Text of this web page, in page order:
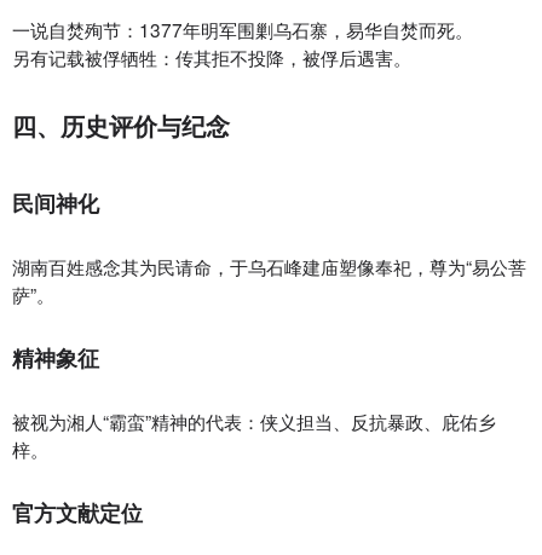
一说自焚殉节‌：1377年明军围剿乌石寨，易华自焚而死。
另有记载被俘牺牲‌：传其拒不投降，被俘后遇害。
四、历史评价与纪念
民间神化‌
湖南百姓感念其为民请命，于乌石峰建庙塑像奉祀，尊为“易公菩
萨”。
精神象征‌
被视为湘人“霸蛮”精神的代表：侠义担当、反抗暴政、庇佑乡
梓。
官方文献定位‌